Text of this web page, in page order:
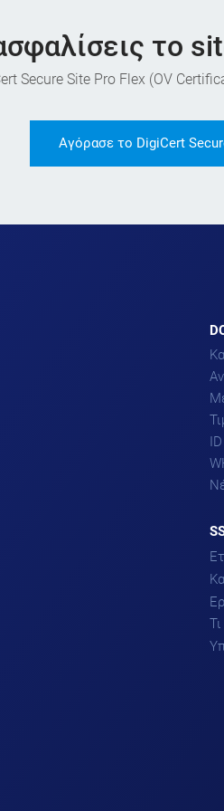
το
Secure Site Pro Flex (OV
Αγόρασε το DigiCert